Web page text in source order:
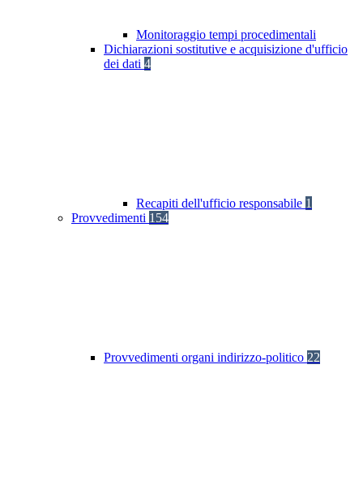
Monitoraggio tempi procedimentali
Dichiarazioni sostitutive e acquisizione d'ufficio
dei dati 4
Recapiti dell'ufficio responsabile 1
Provvedimenti 154
Provvedimenti organi indirizzo-politico 22